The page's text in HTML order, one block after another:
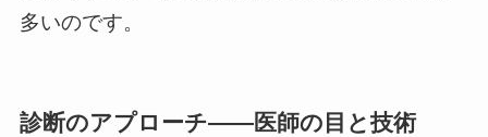
多いのです。
診断のアプローチ――医師の目と技術